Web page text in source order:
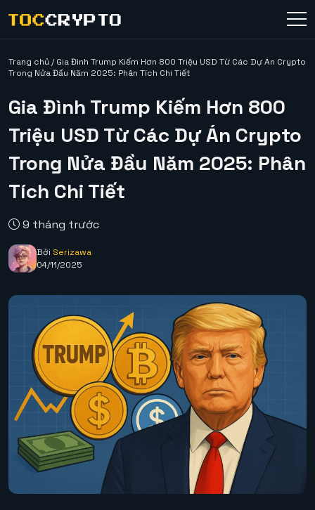
Trang chủ/Gia Đình Trump Kiếm Hơn 800 Triệu USD Từ Các Dự Án Crypto
Trong Nửa Đầu Năm 2025: Phân Tích Chi Tiết
Gia Đình Trump Kiếm Hơn 800
Triệu USD Từ Các Dự Án Crypto
Trong Nửa Đầu Năm 2025: Phân
Tích Chi Tiết
9 tháng trước
Bởi Serizawa
04/11/2025